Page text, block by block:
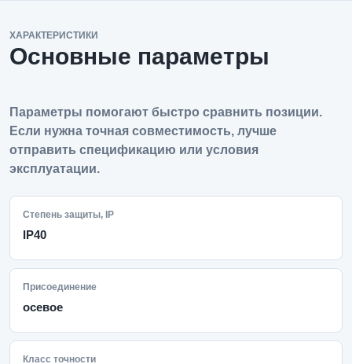
ХАРАКТЕРИСТИКИ
Основные параметры
Параметры помогают быстро сравнить позиции.
Если нужна точная совместимость, лучше
отправить спецификацию или условия
эксплуатации.
Степень защиты, IP
IP40
Присоединение
осевое
Класс точности